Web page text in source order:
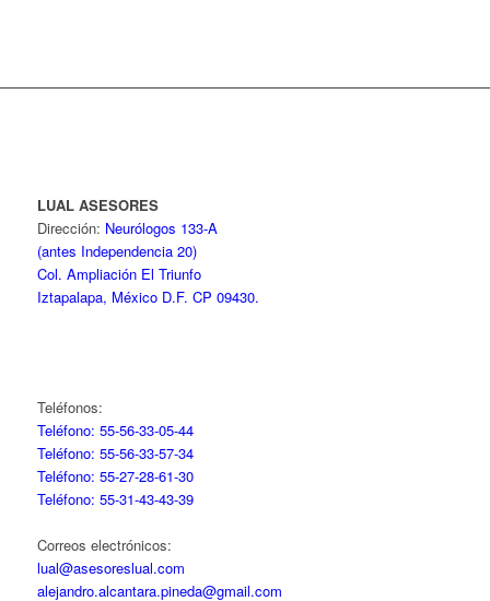
LUAL ASESORES
Dirección: Neurólogos 133-A
(antes Independencia 20)
Col. Ampliación El Triunfo
Iztapalapa, México D.F. CP 09430.
Teléfonos:
Teléfono: 55-56-33-05-44
Teléfono: 55-56-33-57-34
Teléfono: 55-27-28-61-30
Teléfono: 55-31-43-43-39
Correos electrónicos:
lual@asesoreslual.com
alejandro.alcantara.pineda@gmail.com